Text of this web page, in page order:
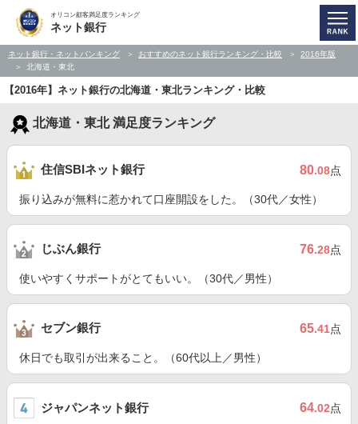
オリコン顧客満足度ランキング
ネット銀行
ネット銀行・ネットバンキング おすすめのネット銀行ランキング・比較
2016年版
北海道・東北
【2016年】ネット銀行の北海道・東北ランキング・比較
北海道・東北 満足度ランキング
住信SBIネット銀行 80.08点
振り込みが無料に惹かれて口座開設をした。（30代／女性）
じぶん銀行 76.28点
使いやすくサポートがとてもいい。（30代／男性）
セブン銀行 65.41点
休日でも取引が出来ること。（60代以上／男性）
ジャパンネット銀行 64.02点